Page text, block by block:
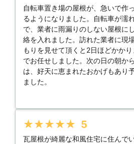
自転車置き場の屋根が、急いで作
るようになりました。自転車が濡
で、業者に雨漏りのしない屋根に
絡を入れました。訪れた業者に現
もりを見せて頂くと2日ほどかか
でお任せしました。次の日の朝か
は、好天に恵まれたおかげもあり
ました。
★★★★★ 5
瓦屋根が綺麗な和風住宅に住んで